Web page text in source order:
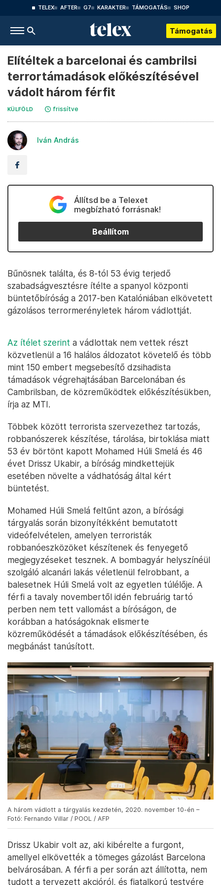
TELEX AFTER G7 KARAKTER TÁMOGATÁS SHOP
Támogatás
Elítéltek a barcelonai és cambrilsi
terrortámadások előkészítésével
vádolt három férfit
KÜLFÖLD frissítve
Iván András
Állítsd be a Telexet
megbízható forrásnak!
Beállítom
Bűnösnek találta, és 8-tól 53 évig terjedő
szabadságvesztésre ítélte a spanyol központi
büntetőbíróság a 2017-ben Katalóniában elkövetett
gázolásos terrormerényletek három vádlottját.
Az ítélet szerint a vádlottak nem vettek részt
közvetlenül a 16 halálos áldozatot követelő és több
mint 150 embert megsebesítő dzsihadista
támadások végrehajtásában Barcelonában és
Cambrilsban, de közreműködtek előkészítésükben,
írja az MTI.
Többek között terrorista szervezethez tartozás,
robbanószerek készítése, tárolása, birtoklása miatt
53 év börtönt kapott Mohamed Húli Smelá és 46
évet Drissz Ukabir, a bíróság mindkettejük
esetében növelte a vádhatóság által kért
büntetést.
Mohamed Húli Smelá feltűnt azon, a bírósági
tárgyalás során bizonyítékként bemutatott
videófelvételen, amelyen terroristák
robbanóeszközöket készítenek és fenyegető
megjegyzéseket tesznek. A bombagyár helyszínéül
szolgáló alcanári lakás véletlenül felrobbant, a
balesetnek Húli Smelá volt az egyetlen túlélője. A
férfi a tavaly novembertől idén februárig tartó
perben nem tett vallomást a bíróságon, de
korábban a hatóságoknak elismerte
közreműködését a támadások előkészítésében, és
megbánást tanúsított.
A három vádlott a tárgyalás kezdetén, 2020. november 10-én –
Fotó: Fernando Villar / POOL / AFP
Drissz Ukabir volt az, aki kibérelte a furgont,
amellyel elkövették a tömeges gázolást Barcelona
belvárosában. A férfi a per során azt állította, nem
tudott a tervezett akcióról, és fiatalkorú testvére